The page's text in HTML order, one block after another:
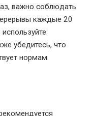
важно соблюдать
каждые 20
убедитесь, что
нормам.